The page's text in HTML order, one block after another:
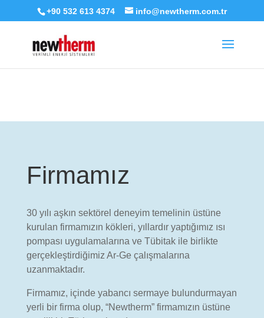
Deprecated: seems_utf8 işlevi, 6.9.0 sürümünden başlayarak
kullanımdan kaldırıldı
/home/verimli/public_html/wp-includes/functions.php
on line
+90 532 613 4374 info@newtherm.com.tr
Firmamız
30 yılı aşkın sektörel deneyim temelinin üstüne
kurulan firmamızın kökleri, yıllardır yaptığımız ısı
pompası uygulamalarına ve Tübitak ile birlikte
gerçekleştirdiğimiz Ar-Ge çalışmalarına
uzanmaktadır.
Firmamız, içinde yabancı sermaye bulundurmayan
yerli bir firma olup, “Newtherm” firmamızın üstüne